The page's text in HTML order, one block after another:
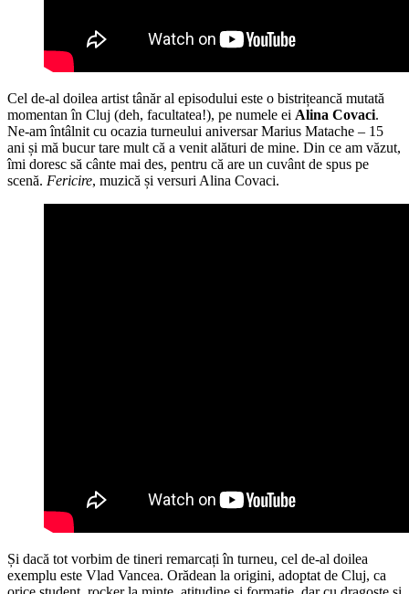
Cel de-al doilea artist tânăr al episodului este o bistrițeancă mutată
momentan în Cluj (deh, facultatea!), pe numele ei Alina Covaci.
Ne-am întâlnit cu ocazia turneului aniversar Marius Matache – 15
ani și mă bucur tare mult că a venit alături de mine. Din ce am văzut,
îmi doresc să cânte mai des, pentru că are un cuvânt de spus pe
scenă. Fericire, muzică și versuri Alina Covaci.
Și dacă tot vorbim de tineri remarcați în turneu, cel de-al doilea
exemplu este Vlad Vancea. Orădean la origini, adoptat de Cluj, ca